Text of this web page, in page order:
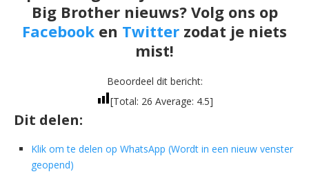
Big Brother nieuws? Volg ons op
Facebook en Twitter zodat je niets
mist!
Beoordeel dit bericht:
[Total: 26 Average: 4.5]
Dit delen:
Klik om te delen op WhatsApp (Wordt in een nieuw venster
geopend)